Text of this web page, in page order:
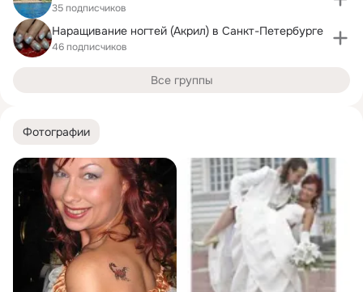
Фотографии
35 подписчиков
Наращивание ногтей (Акрил) в Санкт-Петербурге
46 подписчиков
Все группы